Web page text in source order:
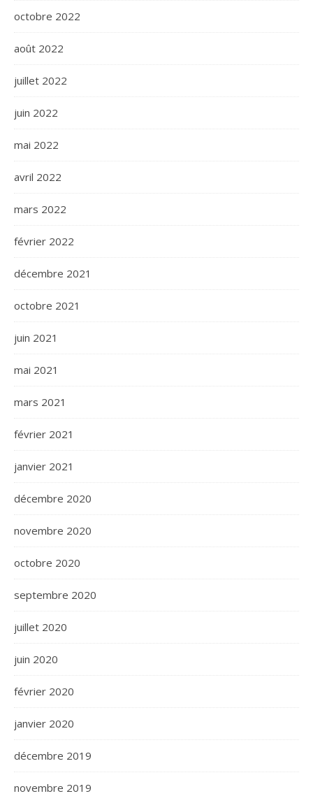
octobre 2022
août 2022
juillet 2022
juin 2022
mai 2022
avril 2022
mars 2022
février 2022
décembre 2021
octobre 2021
juin 2021
mai 2021
mars 2021
février 2021
janvier 2021
décembre 2020
novembre 2020
octobre 2020
septembre 2020
juillet 2020
juin 2020
février 2020
janvier 2020
décembre 2019
novembre 2019